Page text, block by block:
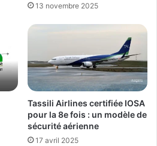
13 novembre 2025
Tassili Airlines certifiée IOSA
pour la 8e fois : un modèle de
sécurité aérienne
17 avril 2025